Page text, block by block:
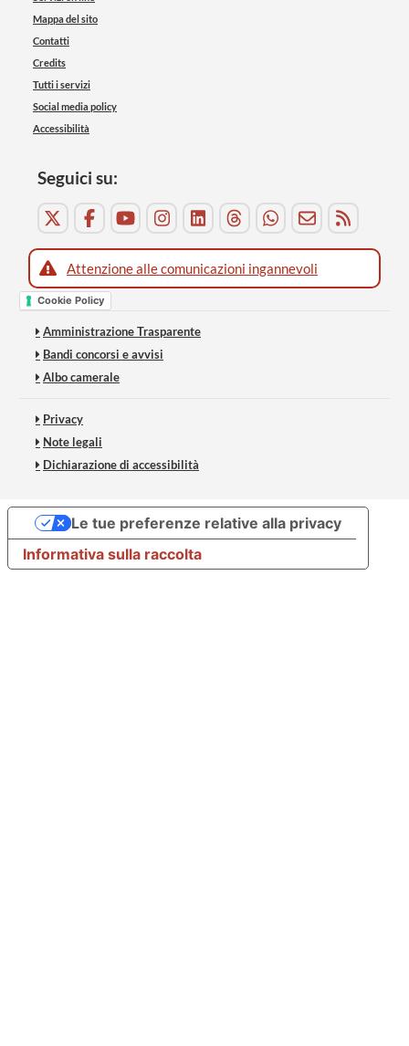
Mappa del sito
Contatti
Credits
Tutti i servizi
Social media policy
Accessibilità
Seguici su:
Attenzione alle comunicazioni ingannevoli
Cookie Policy
Amministrazione Trasparente
Bandi concorsi e avvisi
Albo camerale
Privacy
Note legali
Dichiarazione di accessibilità
Informativa sulla raccolta
Le tue preferenze relative alla privacy